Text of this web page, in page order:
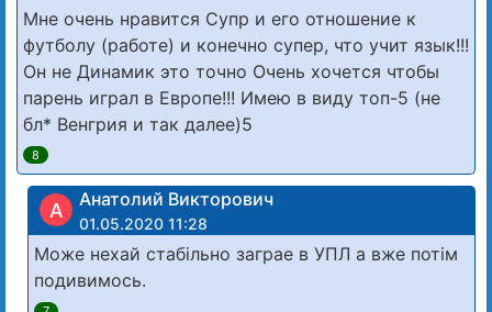
Мне очень нравится Супр и его отношение к
футболу (работе) и конечно супер, что учит язык!!!
Он не Динамик это точно Очень хочется чтобы
парень играл в Европе!!! Имею в виду топ-5 (не
бл* Венгрия и так далее)5
8
А Анатолий Викторович
01.05.2020 11:28
Може нехай стабільно заграе в УПЛ а вже потім
подивимось.